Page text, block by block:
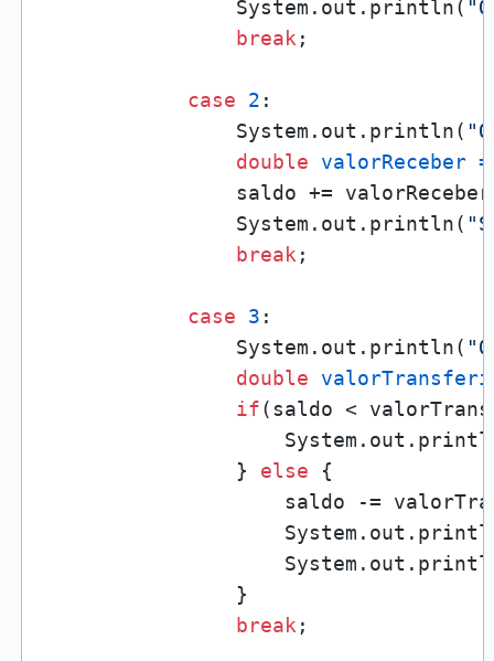
                System.out.println(
break ;
case 2 :
                System.out.println(
double
valorReceber =
saldo +=
                System.out.println(
break ;
case 3 :
                System.out.println(
double
if(saldo <
                }
else {
saldo -=
                }
break ;